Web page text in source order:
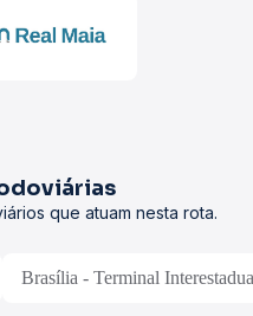
que atuam nesta rota.
Brasília - Terminal